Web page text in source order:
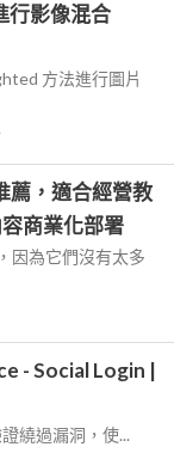
行影像混合
方法進行圖片
薦，適合經營教
商業化部署
因為它們沒有太多
- Social Login |
繞過漏洞，使...